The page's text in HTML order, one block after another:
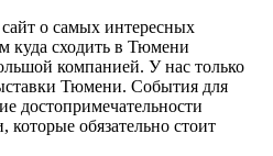
о самых интересных
сходить в Тюмени
компанией. У нас только
Тюмени. События для
достопримечательности
обязательно стоит